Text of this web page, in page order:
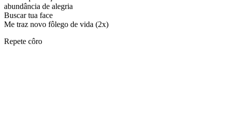
abundância de alegria
Buscar tua face
Me traz novo fôlego de vida (2x)
Repete côro